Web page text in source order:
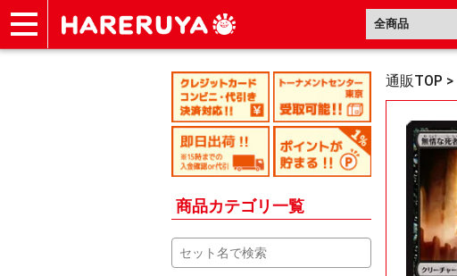
商品カテゴリ一覧
通販TOP >